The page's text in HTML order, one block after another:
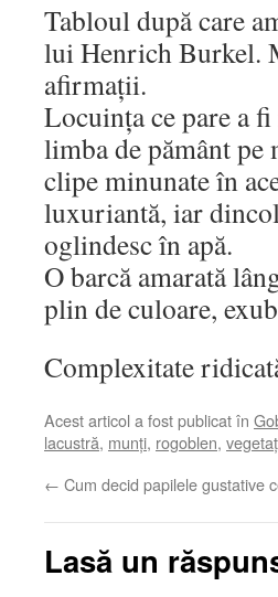
Tabloul după care
lui Henrich Burkel.
afirmații.
Locuința ce pare a
limba de pământ pe
clipe minunate în
luxuriantă, iar
oglindesc în apă.
O barcă amarată
plin de culoare,
Complexitate
Acest articol a fost publicat în
lacustră, munți, rogoblen,
← Cum decid papilele gustative
Lasă un